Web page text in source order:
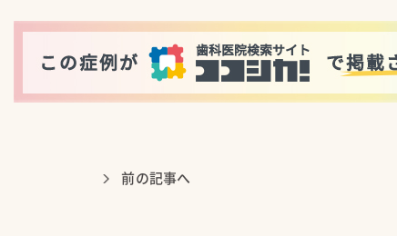
前の記事へ